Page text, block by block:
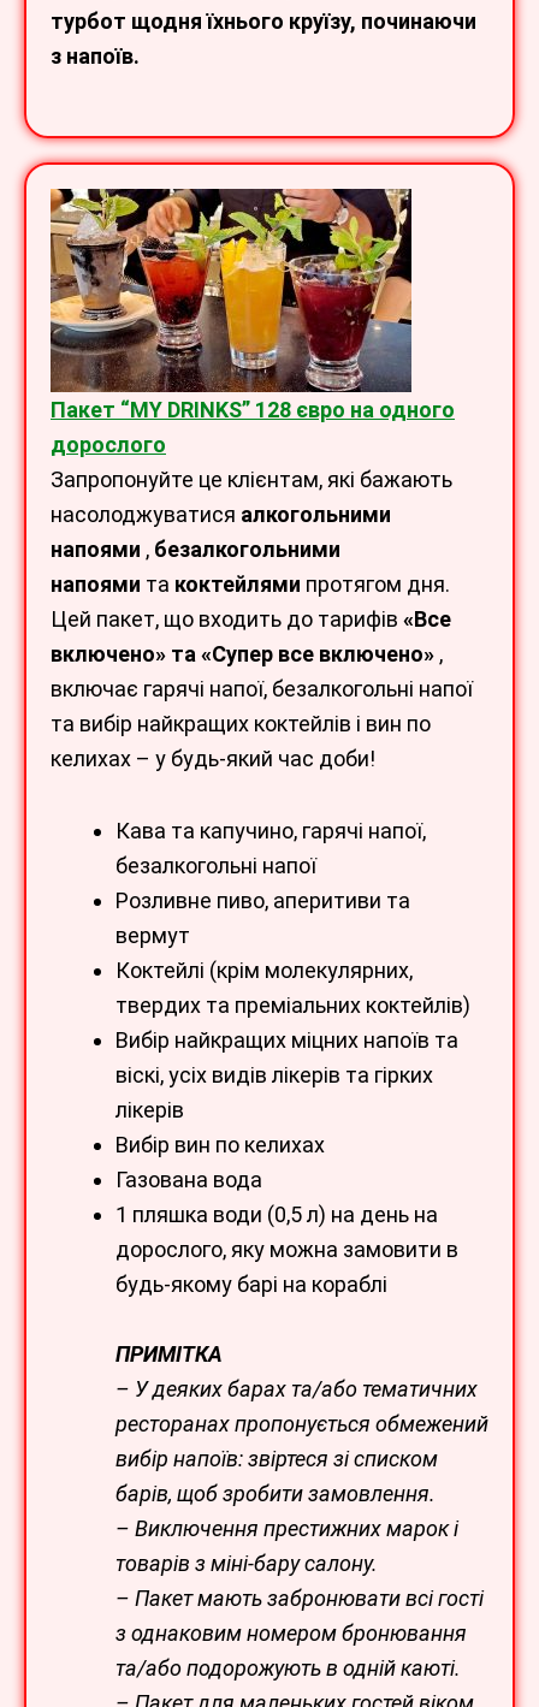
турбот щодня їхнього круїзу, починаючи
з напоїв.
Пакет “MY DRINKS” 128 євро на одного
дорослого
Запропонуйте це клієнтам, які бажають
насолоджуватися алкогольними
напоями , безалкогольними
напоями та коктейлями протягом дня.
Цей пакет, що входить до тарифів «Все
включено» та «Супер все включено» ,
включає гарячі напої, безалкогольні напої
та вибір найкращих коктейлів і вин по
келихах – у будь-який час доби!
Кава та капучино, гарячі напої,
безалкогольні напої
Розливне пиво, аперитиви та
вермут
Коктейлі (крім молекулярних,
твердих та преміальних коктейлів)
Вибір найкращих міцних напоїв та
віскі, усіх видів лікерів та гірких
лікерів
Вибір вин по келихах
Газована вода
1 пляшка води (0,5 л) на день на
дорослого, яку можна замовити в
будь-якому барі на кораблі
ПРИМІТКА
– У деяких барах та/або тематичних
ресторанах пропонується обмежений
вибір напоїв: звіртеся зі списком
барів, щоб зробити замовлення.
– Виключення престижних марок і
товарів з міні-бару салону.
– Пакет мають забронювати всі гості
з однаковим номером бронювання
та/або подорожують в одній каюті.